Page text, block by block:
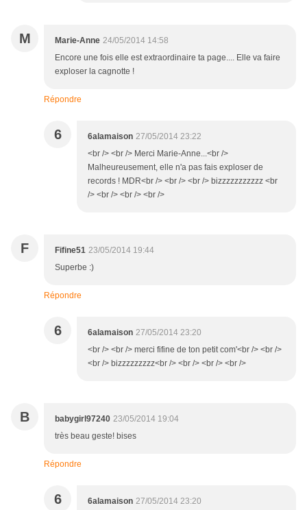
M Marie-Anne 24/05/2014 14:58
Encore une fois elle est extraordinaire ta page.... Elle va faire
exploser la cagnotte !
Répondre
6 6alamaison 27/05/2014 23:22
<br /> <br /> Merci Marie-Anne...<br />
Malheureusement, elle n'a pas fais exploser de
records ! MDR<br /> <br /> <br /> bizzzzzzzzzzz <br
/> <br /> <br /> <br />
F Fifine51 23/05/2014 19:44
Superbe :)
Répondre
6 6alamaison 27/05/2014 23:20
<br /> <br /> merci fifine de ton petit com'<br /> <br />
<br /> bizzzzzzzzz<br /> <br /> <br /> <br />
B babygirl97240 23/05/2014 19:04
très beau geste! bises
Répondre
6 6alamaison 27/05/2014 23:20